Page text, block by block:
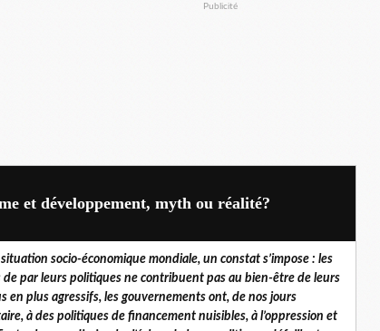
Publicité
et développement, myth ou réalité?
socio-économique mondiale, un constat s’impose : les
par leurs politiques ne contribuent pas au bien-être de leurs
en plus agressifs, les gouvernements ont, de nos jours
à des politiques de financement nuisibles, à l’oppression et